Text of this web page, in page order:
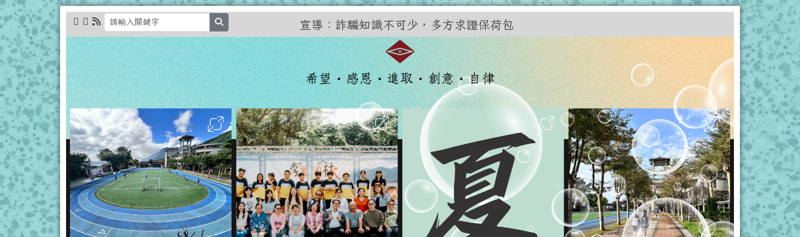
跳至主內容區
花蓮縣立秀林國小全球資訊網宣導：詐騙知識不可少，多方求證保荷包